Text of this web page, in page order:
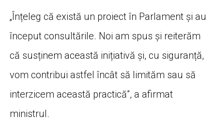
„Înțeleg că există un proiect în Parlament și au
început consultările. Noi am spus și reiterăm
că susținem această inițiativă și, cu siguranță,
vom contribui astfel încât să limităm sau să
interzicem această practică”, a afirmat
ministrul.